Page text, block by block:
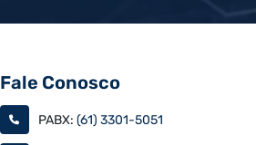
Fale Conosco
PABX: (61) 3301-5051